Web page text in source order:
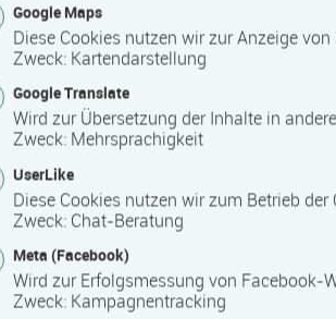
Umschulung Kaufmann/-
Termin
17.08.2026 - 16.08.2028
Ort
Zeitmuster
Vollzeit
Lehr- und Lernform
Blended Learning
Umschulung Kaufmann/-
Google Maps
Diese Cookies nutzen wir zur Anzeige
Zweck: Kartendarstellung
Google Translate
Wird zur Übersetzung der Inhalte in
Zweck: Mehrsprachigkeit
UserLike
Diese Cookies nutzen wir zum Betrieb
Zweck: Chat-Beratung
Meta (Facebook)
Wird zur Erfolgsmessung von Facebook-
Zweck: Kampagnentracking